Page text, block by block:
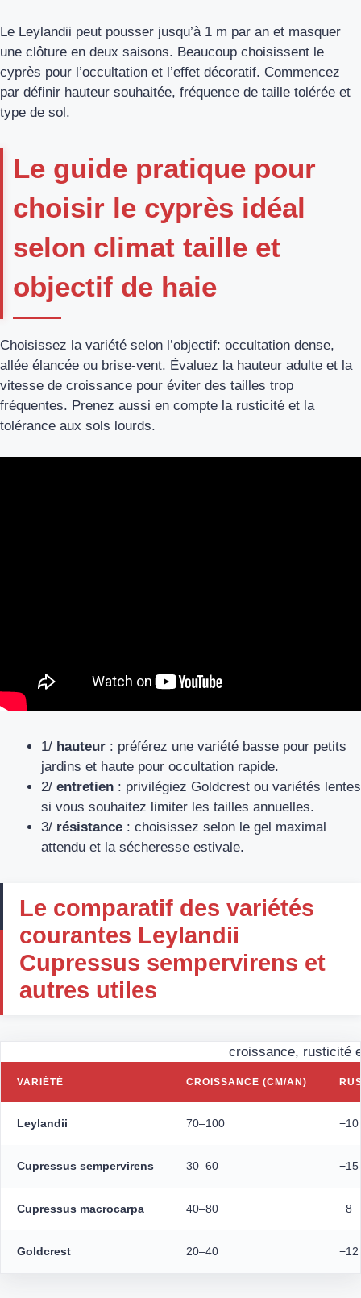
Le Leylandii peut pousser jusqu’à 1 m par an et masquer
une clôture en deux saisons. Beaucoup choisissent le
cyprès pour l’occultation et l’effet décoratif. Commencez
par définir hauteur souhaitée, fréquence de taille tolérée et
type de sol.
Le guide pratique pour
choisir le cyprès idéal
selon climat taille et
objectif de haie
Choisissez la variété selon l’objectif: occultation dense,
allée élancée ou brise-vent. Évaluez la hauteur adulte et la
vitesse de croissance pour éviter des tailles trop
fréquentes. Prenez aussi en compte la rusticité et la
tolérance aux sols lourds.
1/ hauteur : préférez une variété basse pour petits
jardins et haute pour occultation rapide.
2/ entretien : privilégiez Goldcrest ou variétés lentes
si vous souhaitez limiter les tailles annuelles.
3/ résistance : choisissez selon le gel maximal
attendu et la sécheresse estivale.
Le comparatif des variétés
courantes Leylandii
Cupressus sempervirens et
autres utiles
croissance, rusticité
VARIÉTÉ CROISSANCE (CM/AN)
Leylandii 70–100 −10
Cupressus sempervirens 30–60 −15
Cupressus macrocarpa 40–80 −8
Goldcrest 20–40 −12